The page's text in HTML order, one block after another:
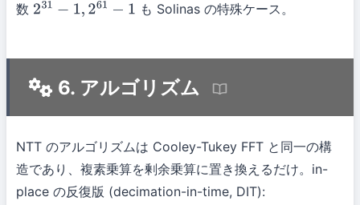
数 231 −1 261−1 も Solinas の特殊ケース。
6. アルゴリズム
NTT のアルゴリズムは Cooley-Tukey FFT と同一の構
造であり、複素乗算を剰余乗算に置き換えるだけ。in-
place の反復版 (decimation-in-time, DIT):